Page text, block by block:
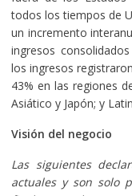
todos los tiempos de
un incremento
ingresos
los ingresos
43% en las regiones
Asiático y Japón; y
Visión del negocio
Las siguientes
actuales y son solo